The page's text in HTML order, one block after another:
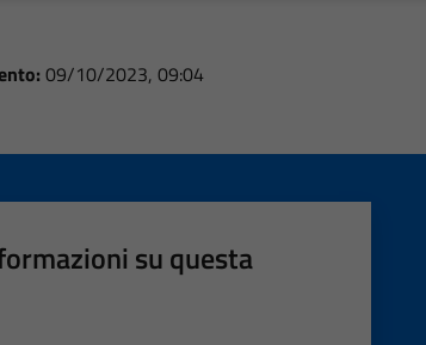
09/10/2023, 09:04
su questa